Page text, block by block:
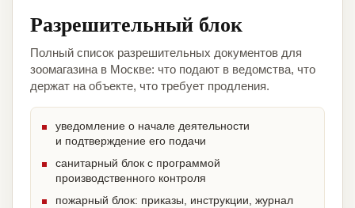
Разрешительный блок
Полный список разрешительных документов для
зоомагазина в Москве: что подают в ведомства, что
держат на объекте, что требует продления.
уведомление о начале деятельности
и подтверждение его подачи
санитарный блок с программой
производственного контроля
пожарный блок: приказы, инструкции, журнал